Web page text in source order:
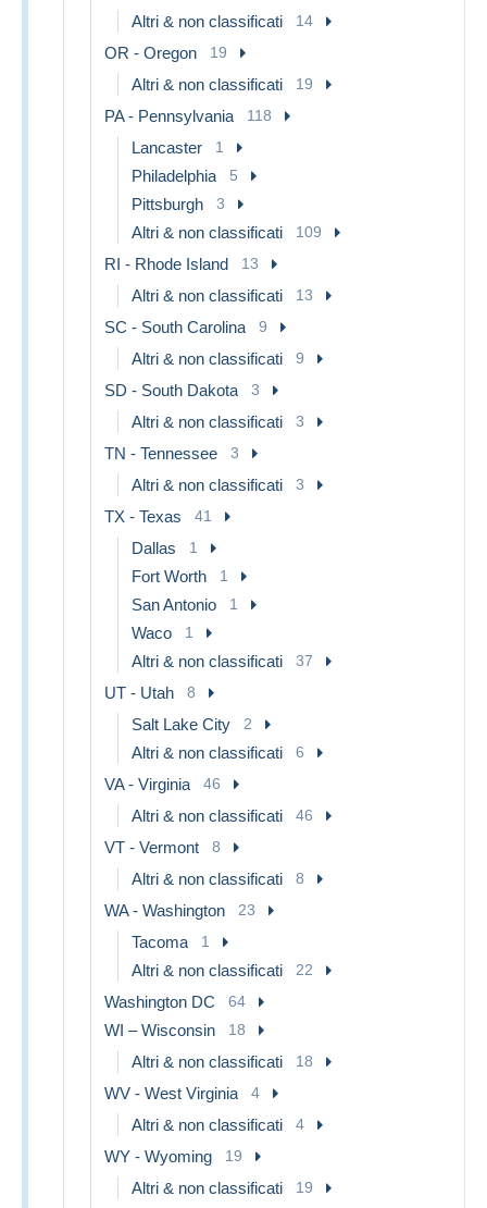
Altri & non classificati 14
OR - Oregon 19
Altri & non classificati 19
PA - Pennsylvania 118
Lancaster 1
Philadelphia 5
Pittsburgh 3
Altri & non classificati 109
RI - Rhode Island 13
Altri & non classificati 13
SC - South Carolina 9
Altri & non classificati 9
SD - South Dakota 3
Altri & non classificati 3
TN - Tennessee 3
Altri & non classificati 3
TX - Texas 41
Dallas 1
Fort Worth 1
San Antonio 1
Waco 1
Altri & non classificati 37
UT - Utah 8
Salt Lake City 2
Altri & non classificati 6
VA - Virginia 46
Altri & non classificati 46
VT - Vermont 8
Altri & non classificati 8
WA - Washington 23
Tacoma 1
Altri & non classificati 22
Washington DC 64
WI – Wisconsin 18
Altri & non classificati 18
WV - West Virginia 4
Altri & non classificati 4
WY - Wyoming 19
Altri & non classificati 19